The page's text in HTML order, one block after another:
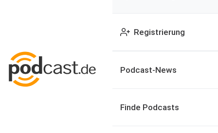
Registrierung
Podcast-News
Finde Podcasts